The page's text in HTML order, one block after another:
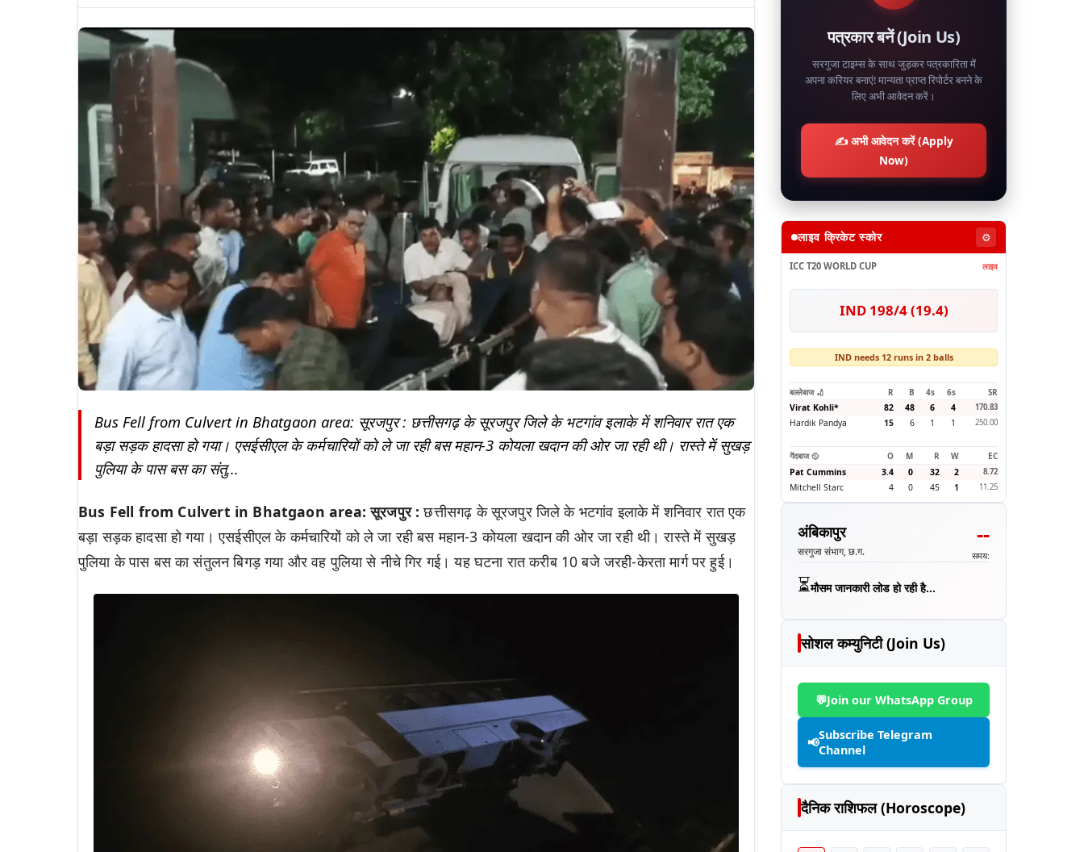
Bus Fell from Culvert in Bhatgaon area: सूरजपुर : छत्तीसगढ़ के सूरजपुर जिले के भटगांव इलाके में शनिवार रात एक
बड़ा सड़क हादसा हो गया। एसईसीएल के कर्मचारियों को ले जा रही बस महान-3 कोयला खदान की ओर जा रही थी। रास्ते में सुखड़
पुलिया के पास बस का संतु...
Bus Fell from Culvert in Bhatgaon area: सूरजपुर :छत्तीसगढ़ के सूरजपुर जिले के भटगांव इलाके में शनिवार रात एक
बड़ा सड़क हादसा हो गया। एसईसीएल के कर्मचारियों को ले जा रही बस महान-3 कोयला खदान की ओर जा रही थी। रास्ते में सुखड़
पुलिया के पास बस का संतुलन बिगड़ गया और वह पुलिया से नीचे गिर गई। यह घटना रात करीब 10 बजे जरही-केरता मार्ग पर हुई।
पत्रकार बनें (Join Us)
सरगुजा टाइम्स के साथ जुड़कर पत्रकारिता में
अपना करियर बनाएं! मान्यता प्राप्त रिपोर्टर बनने के
लिए अभी आवेदन करें।
✍️ अभी आवेदन करें (Apply
Now)
लाइव क्रिकेट स्कोर ⚙️
ICC T20 WORLD CUP लाइव
IND 198/4 (19.4)
IND needs 12 runs in 2 balls
बल्लेबाज 🏏 R B 4s 6s
SR
Virat Kohli* 82 48 6 4 170.83
Hardik Pandya 15 6 1 1 250.00
गेंदबाज 🥎 O M R W
EC
Pat Cummins
3.4 0 32 2 8.72
Mitchell Starc 4 0 45 1 11.25
अंबिकापुर
सरगुजा संभाग, छ.ग.
--
समय:
⏳मौसम जानकारी लोड हो रही है...
सोशल कम्युनिटी (Join Us)
💬Join our WhatsApp Group
📢Subscribe Telegram
Channel
दैनिक राशिफल (Horoscope)